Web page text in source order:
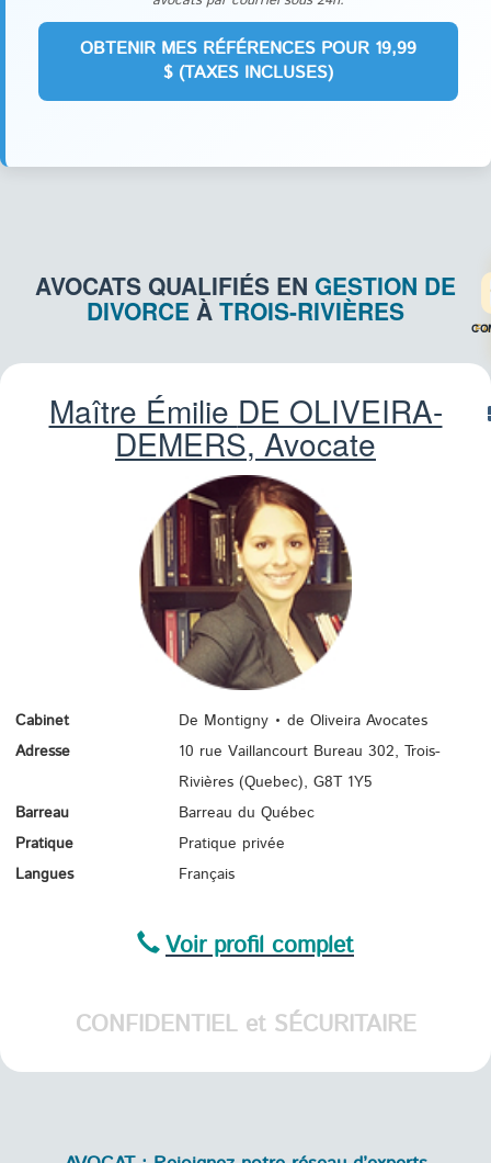
AVOCATS QUALIFIÉS EN GESTION DE
DIVORCE À TROIS-RIVIÈRES
Maître Émilie DE OLIVEIRA-
DEMERS, Avocate
Cabinet
De Montigny • de Oliveira Avocates
Adresse
10 rue Vaillancourt Bureau 302, Trois-
Rivières (Quebec),G8T 1Y5
Barreau
Barreau du Québec
Pratique
Pratique privée
Langues
Français
Voir profil complet
CONFIDENTIEL et SÉCURITAIRE